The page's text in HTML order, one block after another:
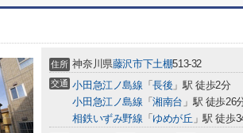
住所 神奈川県藤沢市下土棚513-32
交通 小田急江ノ島線 「長後 」駅 徒歩2分
小田急江ノ島線 「湘南台 」駅 徒歩26
相鉄いずみ野線 「ゆめが丘 」駅 徒歩